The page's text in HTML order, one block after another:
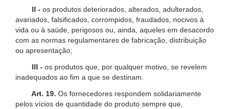
II - os produtos deteriorados, alterados, adulterados,
avariados, falsificados, corrompidos, fraudados, nocivos à
vida ou à saúde, perigosos ou, ainda, aqueles em desacordo
com as normas regulamentares de fabricação, distribuição
ou apresentação;
III - os produtos que, por qualquer motivo, se revelem
inadequados ao fim a que se destinam.
Art. 19. Os fornecedores respondem solidariamente
pelos vícios de quantidade do produto sempre que,